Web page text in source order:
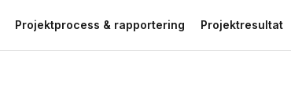
Projektprocess & rapportering Projektresultat